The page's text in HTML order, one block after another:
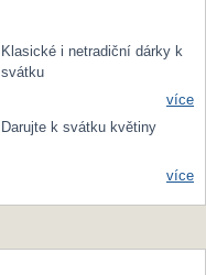
Klasické i netradiční dárky k
svátku
více
Darujte k svátku květiny
více